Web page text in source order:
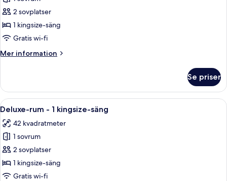
för
Deluxe-
rum
-
1
säng
balkong
2 sovplatser
1 kingsize-säng
Gratis wi-fi
Mer information
Mer
rum
1
säng
Se priser
Öppna
alla
foton
för
Deluxe-
rum
-
Ett hotellrum med en stor säng, en
6
Deluxe-rum - 1 kingsize-säng
42 kvadratmeter
1 sovrum
2 sovplatser
1 kingsize-säng
Gratis wi-fi